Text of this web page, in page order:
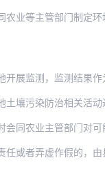
险管控方案，报同级人民
作为环境执法和风险预警
现场检查。被检查单位应
到污染的农用地土壤进行
以上地方环境保护主管部门